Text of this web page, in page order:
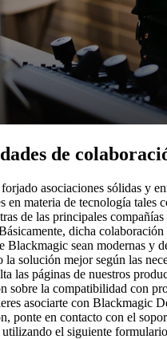
de
asociaciones sólidas y
en materia de tecnología tales
de las principales compañías
dicha colaboración
Blackmagic sean modernas y
solución mejor según las
las páginas de nuestros
sobre la compatibilidad con
asociarte con Blackmagic
ponte en contacto con el
utilizando el siguiente